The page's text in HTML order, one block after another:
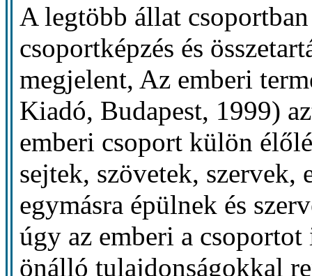
A legtöbb állat
csoportképzés és
megjelent, Az emberi
Kiadó, Budapest, 1999)
emberi csoport külön
sejtek, szövetek, szervek,
egymásra épülnek és
úgy az emberi a
önálló tulajdonságokkal